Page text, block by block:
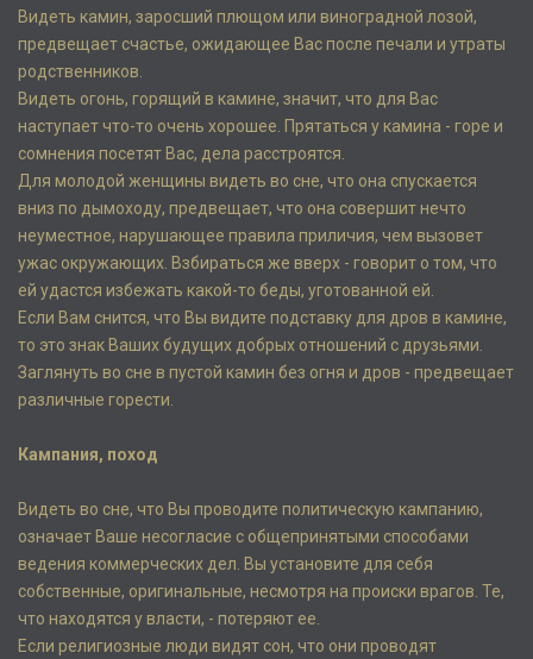
Видеть камин, заросший плющом или виноградной лозой,
предвещает счастье, ожидающее Вас после печали и утраты
родственников.
Видеть огонь, горящий в камине, значит, что для Вас
наступает что-то очень хорошее. Прятаться у камина - горе и
сомнения посетят Вас, дела расстроятся.
Для молодой женщины видеть во сне, что она спускается
вниз по дымоходу, предвещает, что она совершит нечто
неуместное, нарушающее правила приличия, чем вызовет
ужас окружающих. Взбираться же вверх - говорит о том, что
ей удастся избежать какой-то беды, уготованной ей.
Если Вам снится, что Вы видите подставку для дров в камине,
то это знак Ваших будущих добрых отношений с друзьями.
Заглянуть во сне в пустой камин без огня и дров - предвещает
различные горести.
Кампания, поход
Видеть во сне, что Вы проводите политическую кампанию,
означает Ваше несогласие с общепринятыми способами
ведения коммерческих дел. Вы установите для себя
собственные, оригинальные, несмотря на происки врагов. Те,
что находятся у власти, - потеряют ее.
Если религиозные люди видят сон, что они проводят